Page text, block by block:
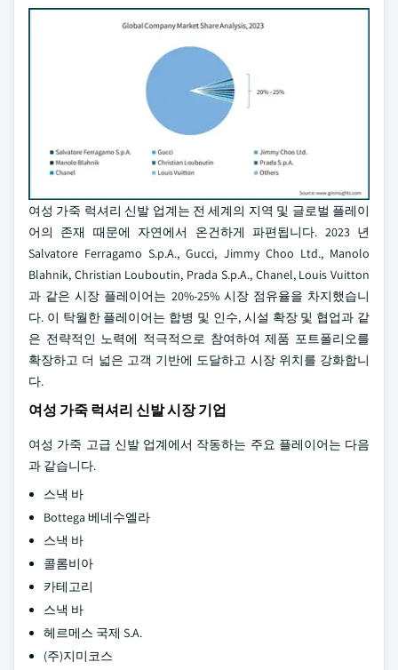
여성 가죽 럭셔리 신발 업계는 전 세계의 지역 및 글로벌 플레이
어의 존재 때문에 자연에서 온건하게 파편됩니다. 2023 년
Salvatore Ferragamo S.p.A., Gucci, Jimmy Choo Ltd., Manolo
Blahnik, Christian Louboutin, Prada S.p.A., Chanel, Louis Vuitton
과 같은 시장 플레이어는 20%-25% 시장 점유율을 차지했습니
다. 이 탁월한 플레이어는 합병 및 인수, 시설 확장 및 협업과 같
은 전략적인 노력에 적극적으로 참여하여 제품 포트폴리오를
확장하고 더 넓은 고객 기반에 도달하고 시장 위치를 강화합니
다.
여성 가죽 럭셔리 신발 시장 기업
여성 가죽 고급 신발 업계에서 작동하는 주요 플레이어는 다음
과 같습니다.
스낵 바
Bottega 베네수엘라
스낵 바
콜롬비아
카테고리
스낵 바
헤르메스 국제 S.A.
(주)지미코스